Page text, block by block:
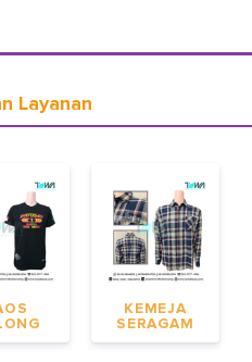
Layanan
KEMEJA
SERAGAM